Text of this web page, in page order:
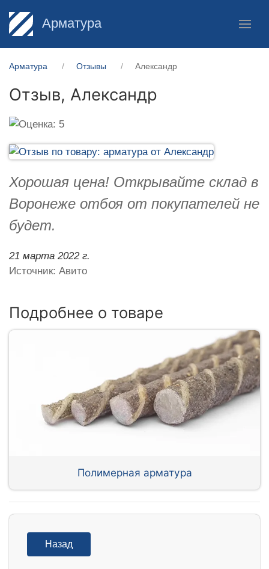
Арматура
Арматура Отзывы Александр
Отзыв, Александр
Хорошая цена! Открывайте склад в
Воронеже отбоя от покупателей не
будет.
21 марта 2022 г.
Источник: Авито
Подробнее о товаре
Полимерная арматура
Назад